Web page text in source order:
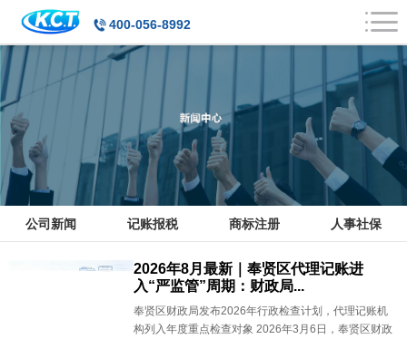
400-056-8992
公司新闻 记账报税 商标注册 人事社保
2026年8月最新｜奉贤区代理记账进
入“严监管”周期：财政局...
奉贤区财政局发布2026年行政检查计划，代理记账机
构列入年度重点检查对象 2026年3月6日，奉贤区财政